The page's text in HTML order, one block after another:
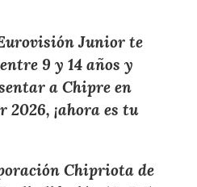
Juniorte
9 y 14 años y
a Chipreen
2026, ¡ahora es tu
Chipriota de